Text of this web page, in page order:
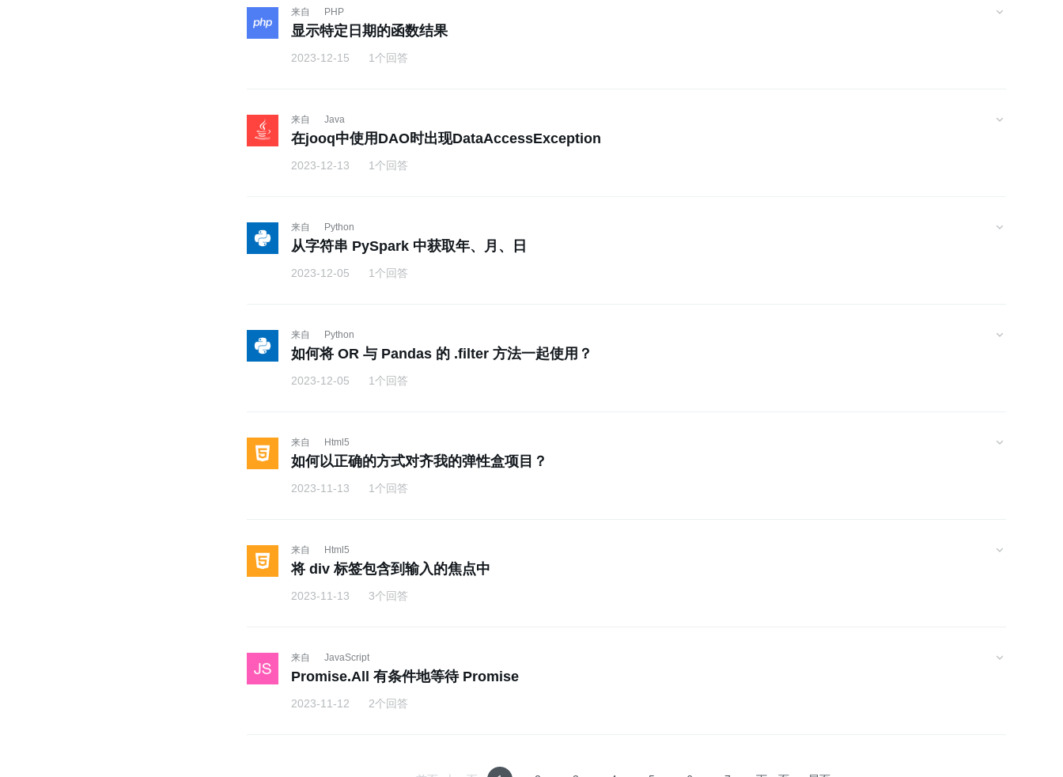
来自 PHP
显示特定日期的函数结果
2023-12-15 1个回答
来自 Java
在jooq中使用DAO时出现DataAccessException
2023-12-13 1个回答
来自 Python
从字符串 PySpark 中获取年、月、日
2023-12-05 1个回答
来自 Python
如何将 OR 与 Pandas 的 .filter 方法一起使用？
2023-12-05 1个回答
来自 Html5
如何以正确的方式对齐我的弹性盒项目？
2023-11-13 1个回答
来自 Html5
将 div 标签包含到输入的焦点中
2023-11-13 3个回答
来自 JavaScript
Promise.All 有条件地等待 Promise
2023-11-12 2个回答